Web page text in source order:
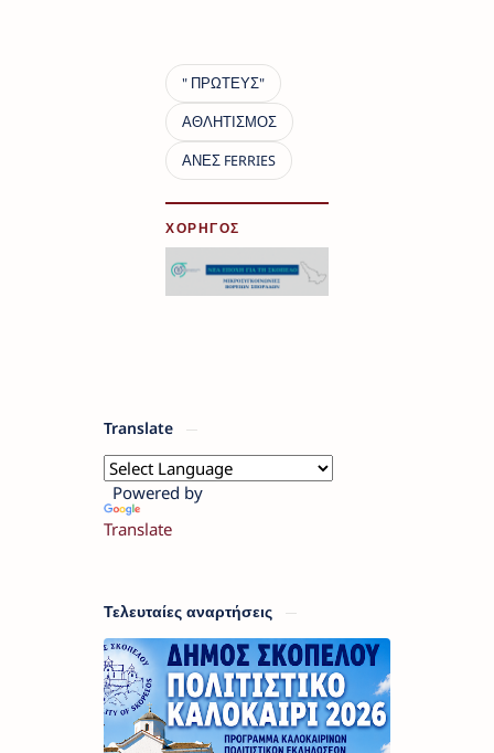
ΧΟΡΗΓΟΣ
Translate
Powered by
Translate
Τελευταίες αναρτήσεις